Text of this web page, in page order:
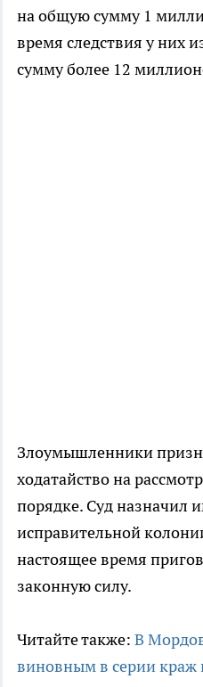
на общую сумму 1
время следствия у них
сумму более 12
Злоумышленники
ходатайство на
порядке. Суд назначил
исправительной
настоящее время
законную силу.
Читайте также: В
виновным в серии краж